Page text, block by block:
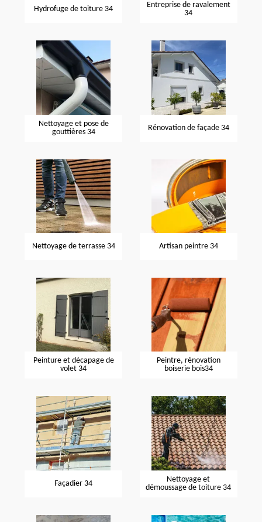
Hydrofuge de toiture 34
Entreprise de ravalement
34
Nettoyage et pose de
gouttières 34
Rénovation de façade 34
Nettoyage de terrasse 34 Artisan peintre 34
Peinture et décapage de
volet 34
Peintre, rénovation
boiserie bois34
Façadier 34
Nettoyage et
démoussage de toiture 34